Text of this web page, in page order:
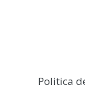
Politica